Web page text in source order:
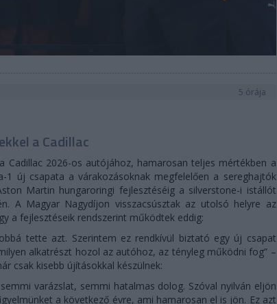
5 órája
a Cadillac
2026-os autójához, hamarosan teljes mértékben a
új csapata a várakozásoknak megfelelően a sereghajtók
Martin hungaroringi fejlesztéséig a silverstone-i istállót
A Magyar Nagydíjon visszacsúsztak az utolsó helyre az
a fejlesztéseik rendszerint működtek eddig:
tette azt. Szerintem ez rendkívül biztató egy új csapat
alkatrészt hozol az autóhoz, az tényleg működni fog” –
csak kisebb újításokkal készülnek:
varázslat, semmi hatalmas dolog. Szóval nyilván eljön
a következő évre, ami hamarosan el is jön. Ez azt